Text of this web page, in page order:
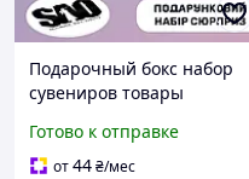
Подарочный бокс набор
сувениров товары
онлайн Sword art online
Конно Юки anime box
Готово к отправке
от44₴/мес